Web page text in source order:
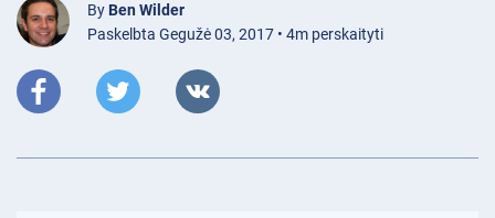
By Ben Wilder
Paskelbta Gegužė 03, 2017 • 4m perskaityti